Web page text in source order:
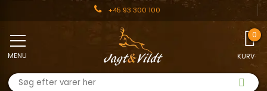
+45 93 300 100
KURV
MENU